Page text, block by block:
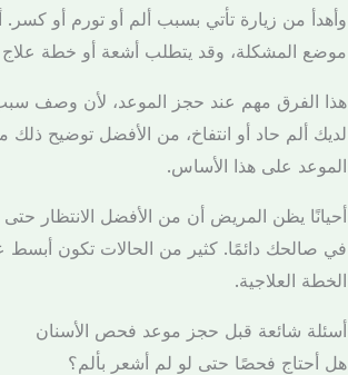
وأهدأ من زيارة تأتي بسبب ألم أو تورم أو
موضع المشكلة، وقد يتطلب أشعة أو خطة
هذا الفرق مهم عند حجز الموعد، لأن وصف
لديك ألم حاد أو انتفاخ، من الأفضل توضيح ذلك
الموعد على هذا الأساس.
أحيانًا يظن المريض أن من الأفضل الانتظار
في صالحك دائمًا. كثير من الحالات تكون أبسط
الخطة العلاجية.
أسئلة شائعة قبل حجز موعد فحص الأسنان
هل أحتاج فحصًا حتى لو لم أشعر بألم؟